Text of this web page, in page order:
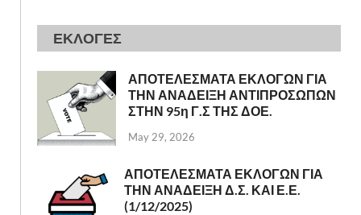
ΕΚΛΟΓΕΣ
ΑΠΟΤΕΛΕΣΜΑΤΑ ΕΚΛΟΓΩΝ ΓΙΑ
ΤΗΝ ΑΝΑΔΕΙΞΗ ΑΝΤΙΠΡΟΣΩΠΩΝ
ΣΤΗΝ 95η Γ.Σ ΤΗΣ ΔΟΕ.
May 29, 2026
ΑΠΟΤΕΛΕΣΜΑΤΑ ΕΚΛΟΓΩΝ ΓΙΑ
ΤΗΝ ΑΝΑΔΕΙΞΗ Δ.Σ. ΚΑΙ Ε.Ε.
(1/12/2025)